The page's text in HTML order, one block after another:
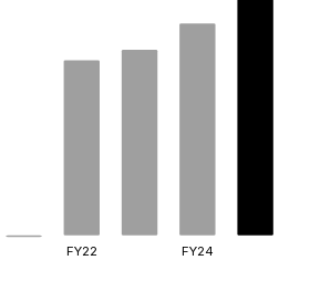
FY22 FY24